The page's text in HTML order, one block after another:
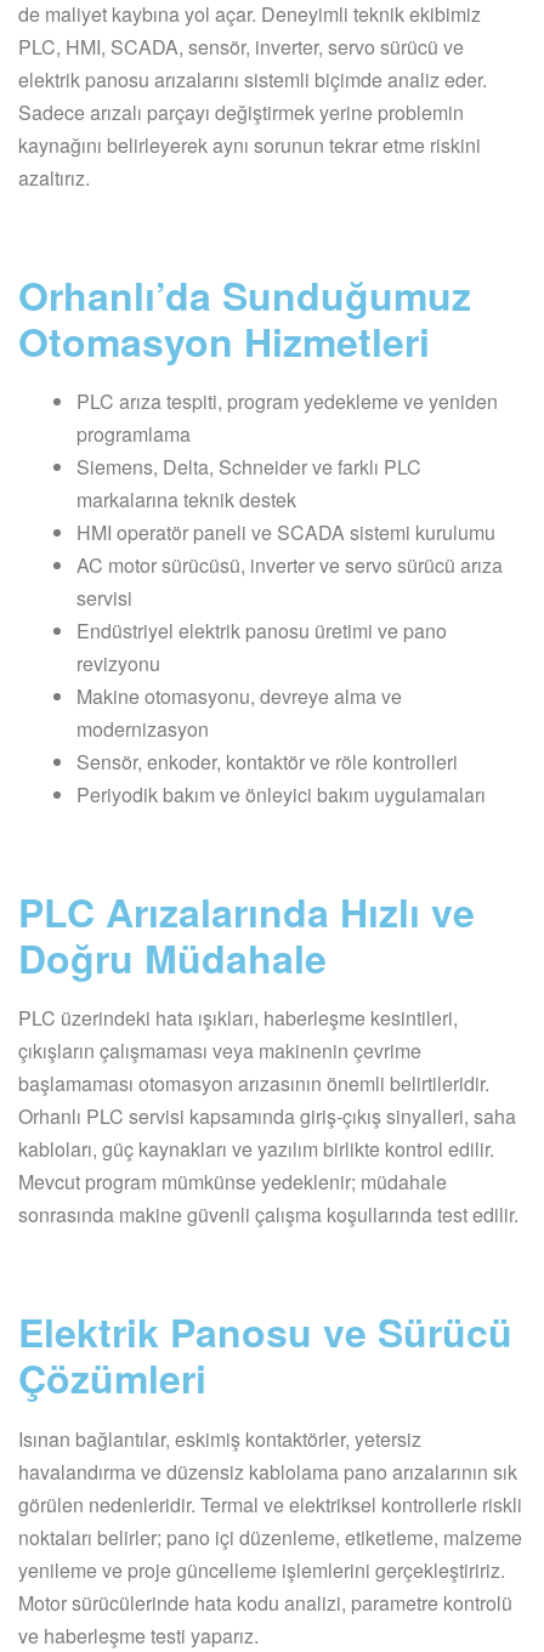
de maliyet kaybına yol açar. Deneyimli teknik ekibimiz
PLC, HMI, SCADA, sensör, inverter, servo sürücü ve
elektrik panosu arızalarını sistemli biçimde analiz eder.
Sadece arızalı parçayı değiştirmek yerine problemin
kaynağını belirleyerek aynı sorunun tekrar etme riskini
azaltırız.
Orhanlı’da Sunduğumuz
Otomasyon Hizmetleri
PLC arıza tespiti, program yedekleme ve yeniden
programlama
Siemens, Delta, Schneider ve farklı PLC
markalarına teknik destek
HMI operatör paneli ve SCADA sistemi kurulumu
AC motor sürücüsü, inverter ve servo sürücü arıza
servisi
Endüstriyel elektrik panosu üretimi ve pano
revizyonu
Makine otomasyonu, devreye alma ve
modernizasyon
Sensör, enkoder, kontaktör ve röle kontrolleri
Periyodik bakım ve önleyici bakım uygulamaları
PLC Arızalarında Hızlı ve
Doğru Müdahale
PLC üzerindeki hata ışıkları, haberleşme kesintileri,
çıkışların çalışmaması veya makinenin çevrime
başlamaması otomasyon arızasının önemli belirtileridir.
Orhanlı PLC servisi kapsamında giriş-çıkış sinyalleri, saha
kabloları, güç kaynakları ve yazılım birlikte kontrol edilir.
Mevcut program mümkünse yedeklenir; müdahale
sonrasında makine güvenli çalışma koşullarında test edilir.
Elektrik Panosu ve Sürücü
Çözümleri
Isınan bağlantılar, eskimiş kontaktörler, yetersiz
havalandırma ve düzensiz kablolama pano arızalarının sık
görülen nedenleridir. Termal ve elektriksel kontrollerle riskli
noktaları belirler; pano içi düzenleme, etiketleme, malzeme
yenileme ve proje güncelleme işlemlerini gerçekleştiririz.
Motor sürücülerinde hata kodu analizi, parametre kontrolü
ve haberleşme testi yaparız.